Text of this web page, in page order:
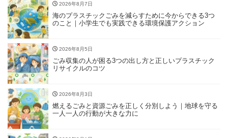
2026年8月7日
海のプラスチックごみを減らすために今からできる3つ
のこと｜小学生でも実践できる環境保護アクション
2026年8月5日
ごみ収集の人が困る3つの出し方と正しいプラスチック
リサイクルのコツ
2026年8月3日
燃えるごみと資源ごみを正しく分別しよう｜地球を守る
一人一人の行動が大きな力に